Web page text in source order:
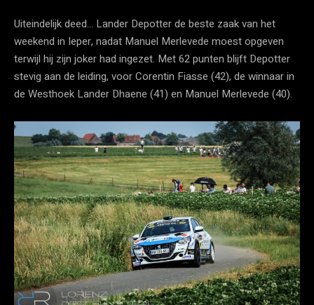
Uiteindelijk deed… Lander Depotter de beste zaak van het
weekend in Ieper, nadat Manuel Merlevede moest opgeven
terwijl hij zijn joker had ingezet. Met 62 punten blijft Depotter
stevig aan de leiding, voor Corentin Fiasse (42), de winnaar in
de Westhoek Lander Dhaene (41) en Manuel Merlevede (40).